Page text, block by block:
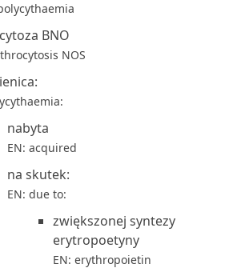
BNO
NOS
nabyta
EN: acquired
na skutek:
EN: due to:
zwiększonej syntezy
erytropoetyny
EN: erythropoietin